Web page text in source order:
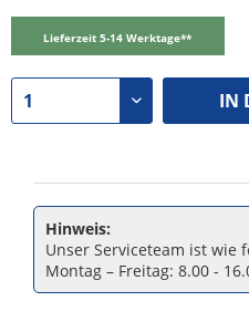
Lieferzeit 5-14 Werktage**
IN
Hinweis:
Unser Serviceteam ist wie
Montag – Freitag: 8.00 -